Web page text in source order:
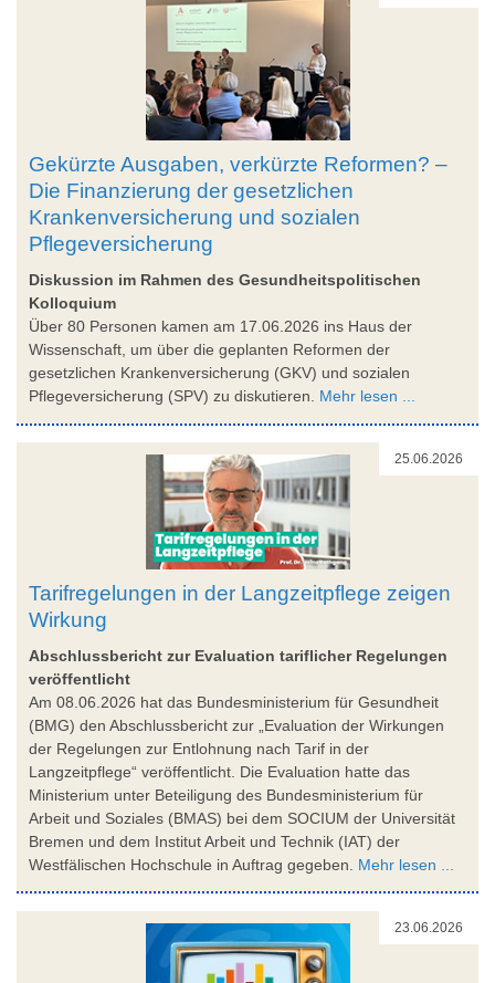
Gekürzte Ausgaben, verkürzte Reformen? –
Die Finanzierung der gesetzlichen
Krankenversicherung und sozialen
Pflegeversicherung
Diskussion im Rahmen des Gesundheitspolitischen
Kolloquium
Über 80 Personen kamen am 17.06.2026 ins Haus der
Wissenschaft, um über die geplanten Reformen der
gesetzlichen Krankenversicherung (GKV) und sozialen
Pflegeversicherung (SPV) zu diskutieren. Mehr lesen ...
25.06.2026
Tarifregelungen in der Langzeitpflege zeigen
Wirkung
Abschlussbericht zur Evaluation tariflicher Regelungen
veröffentlicht
Am 08.06.2026 hat das Bundesministerium für Gesundheit
(BMG) den Abschlussbericht zur „Evaluation der Wirkungen
der Regelungen zur Entlohnung nach Tarif in der
Langzeitpflege“ veröffentlicht. Die Evaluation hatte das
Ministerium unter Beteiligung des Bundesministerium für
Arbeit und Soziales (BMAS) bei dem SOCIUM der Universität
Bremen und dem Institut Arbeit und Technik (IAT) der
Westfälischen Hochschule in Auftrag gegeben. Mehr lesen ...
23.06.2026